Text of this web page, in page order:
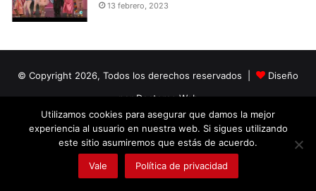
13 febrero, 2023
© Copyright 2026, Todos los derechos reservados |
Diseño
por Doctores Web
Facebook
TwitterLinkedInYouTubeInstagram
Utilizamos cookies para asegurar que damos la mejor
experiencia al usuario en nuestra web. Si sigues utilizando
este sitio asumiremos que estás de acuerdo.
Vale Política de privacidad